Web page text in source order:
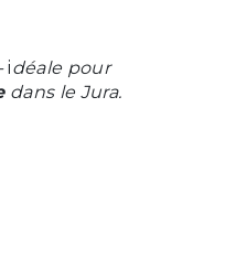
idéale pour
dans le Jura.